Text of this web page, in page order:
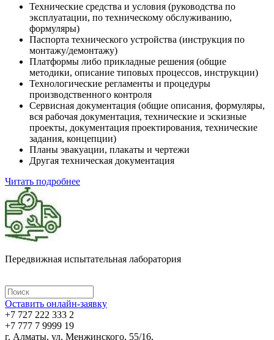
Технические средства и условия (руководства по
эксплуатации, по техническому обслуживанию,
формуляры)
Паспорта технического устройства (инструкция по
монтажу/демонтажу)
Платформы либо прикладные решения (общие
методики, описание типовых процессов, инструкции)
Технологические регламенты и процедуры
производственного контроля
Сервисная документация (общие описания, формуляры,
вся рабочая документация, технические и эскизные
проекты, документация проектирования, технические
задания, концепции)
Планы эвакуации, плакаты и чертежи
Другая техническая документация
Читать подробнее
Передвижная испытательная лаборатория
Оставить онлайн-заявку
+7 727 222 333 2
+7 777 7 9999 19
г. Алматы, ул. Менжинского, 55/16,